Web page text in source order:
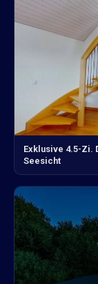
Exklusive 4.5-Zi.
Seesicht